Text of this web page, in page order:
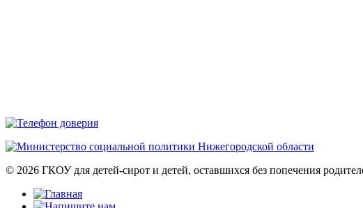
© 2026 ГКОУ для детей-сирот и детей, оставшихся без попечения